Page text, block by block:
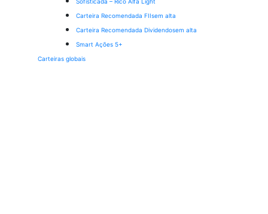
Carteira Recomendada FIIsem alta
Carteira Recomendada Dividendosem alta
Smart Ações 5+
Carteiras globais